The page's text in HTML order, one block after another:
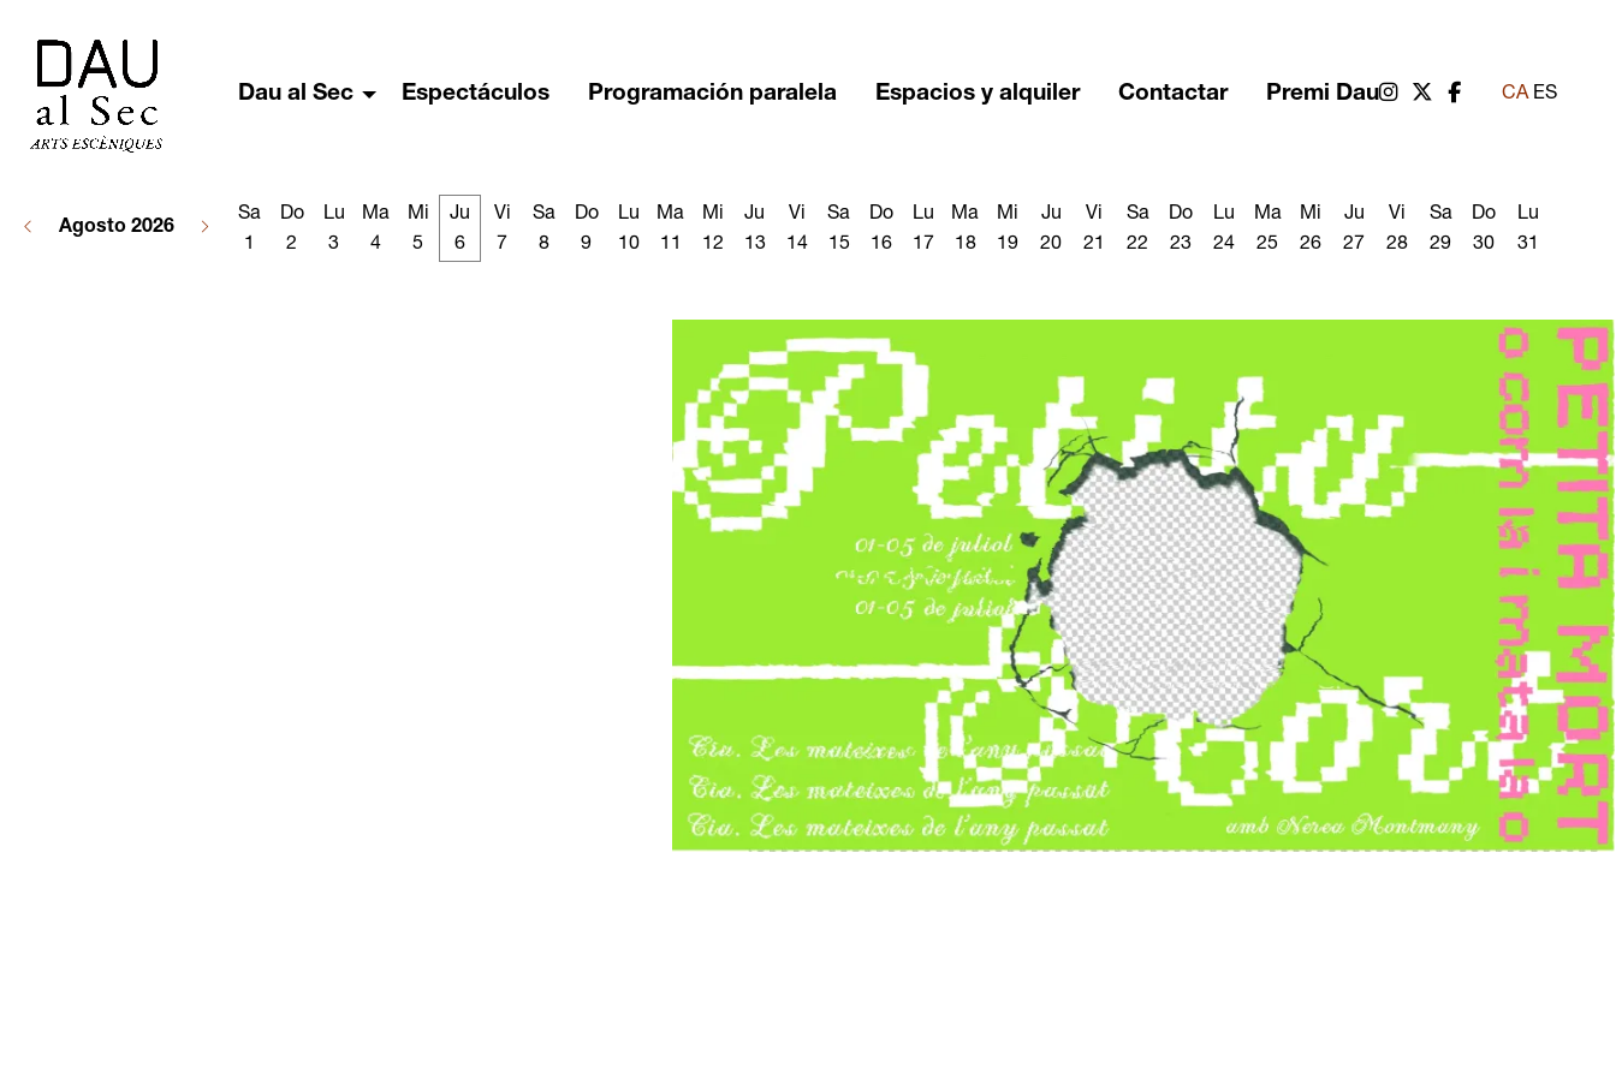
CA ES
Link a instagram
Link a twitter
Link a facebook
Dau al Sec Espectáculos Programación paralela Espacios y alquiler Contactar Premi Dau
Agosto 2026
Sa
1
Do
2
Lu
3
Ma
4
Mi
5
Ju
6
Vi
7
Sa
8
Do
9
Lu
10
Ma
11
Mi
12
Ju
13
Vi
14
Sa
15
Do
16
Lu
17
Ma
18
Mi
19
Ju
20
Vi
21
Sa
22
Do
23
Lu
24
Ma
25
Mi
26
Ju
27
Vi
28
Sa
29
Do
30
Lu
31